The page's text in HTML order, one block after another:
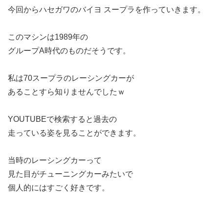
今回からハセガワのバイヨ スープラを作っていきます。
このマシンは1989年の
グループA時代のものだそうです。
私は70スープラのレーシングカーが
あることすら知りませんでしたｗ
YOUTUBEで検索すると過去の
走っている姿を見ることができます。
当時のレーシングカーって
見た目がチューニングカーみたいで
個人的にはすごく好きです。